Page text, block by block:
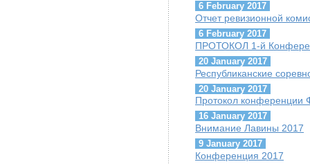
6 February 2017
Отчет ревизионной
6 February 2017
ПРОТОКОЛ 1-й
20 January 2017
Республиканские
20 January 2017
Протокол
16 January 2017
Внимание Лавины 2017
9 January 2017
Конференция 2017